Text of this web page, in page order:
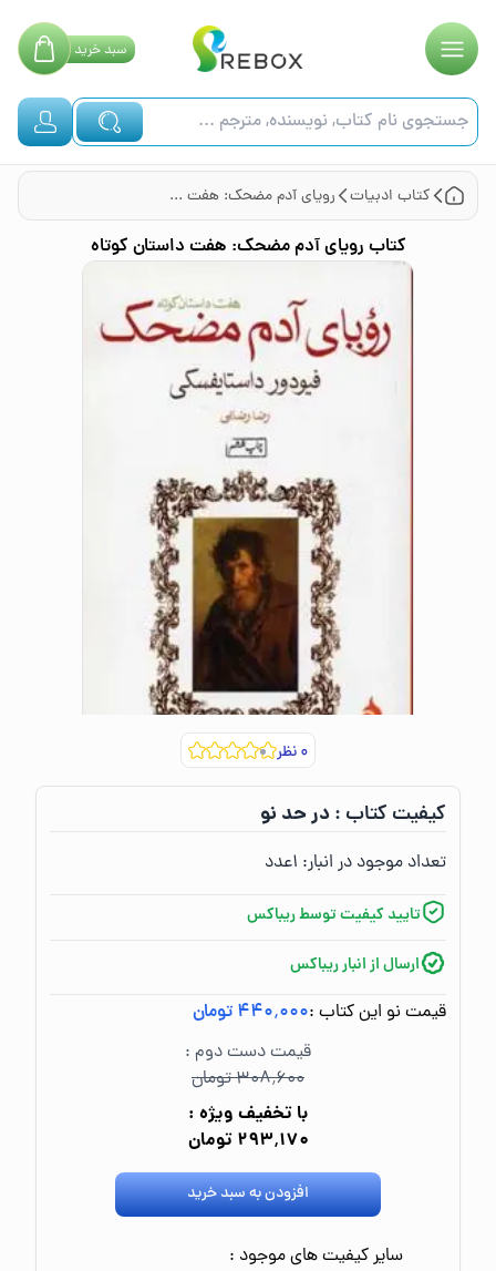
سبدخرید
کتاب ادبیات رویای آدم مضحک: هفت داستان کوتاه
کتاب رویای آدم مضحک: هفت داستان کوتاه
۰نظر
کیفیت کتاب :‌در حد نو
تعداد موجود در انبار:‌ ۱عدد
تایید کیفیت توسط ریباکس
ارسال از انبار ریباکس
قیمت نو این کتاب :۴۴۰٬۰۰۰ تومان
قیمت دست دوم :
۳۰۸٬۶۰۰ تومان
با تخفیف ویژه :
۲۹۳٬۱۷۰ تومان
افزودن به سبد خرید
سایر کیفیت های موجود :